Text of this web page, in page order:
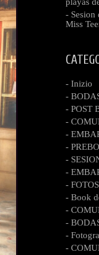
- Sesion
Miss
- Inizio
-
- POST
-
-
-
-
-
-
- Book
-
-
-
-